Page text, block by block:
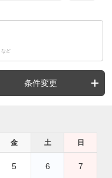
など
条件変更
金 土 日
5 6 7